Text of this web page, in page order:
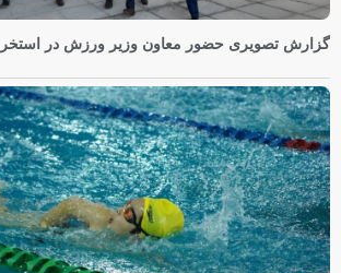
گزارش تصویری حضور معاون وزیر ورزش در استخر